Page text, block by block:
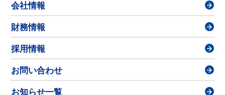
会社情報
財務情報
採用情報
お問い合わせ
お知らせ一覧